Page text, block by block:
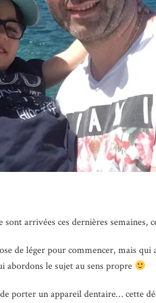
arrivées ces dernières semaines,
de léger pour commencer, mais
abordons le sujet au sens propre
porter un appareil dentaire… cette